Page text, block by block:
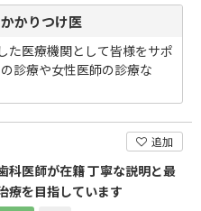
かりつけ医
た医療機関として皆様をサポ
診療や女性医師の診療な
追加
科医師が在籍 丁寧な説明と最
療を目指しています